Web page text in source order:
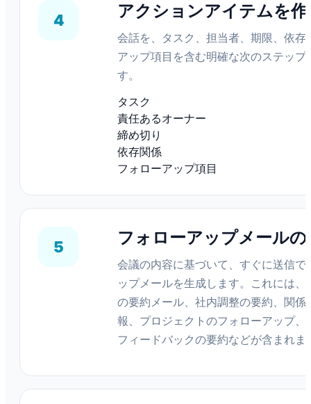
4 アクションアイテムを
会話を、タスク、担当者、期限、依存
アップ項目を含む明確な次のステップ
す。
タスク
責任あるオーナー
締め切り
依存関係
フォローアップ項目
5 フォローアップメールの
会議の内容に基づいて、すぐに送信で
ップメールを生成します。これには、
の要約メール、社内調整の要約、関係
報、プロジェクトのフォローアップ、
フィードバックの要約などが含まれま